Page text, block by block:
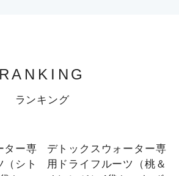
RANKING
ランキング
ター専
（シト
デトックスウォーター専
用ドライフルーツ（桃＆